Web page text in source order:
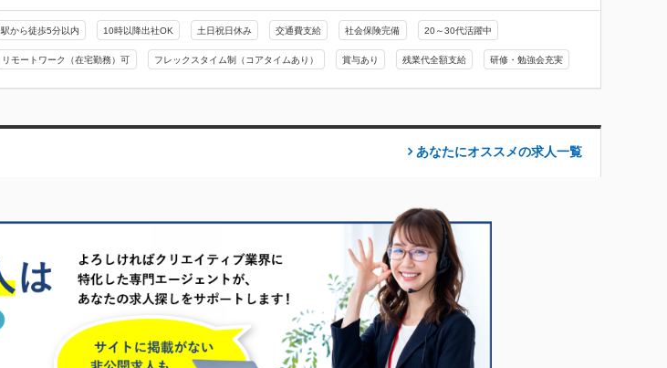
駅から徒歩5分以内 10時以降出社OK 土日祝日休み 交通費支給 社会保険完備 20～30代活躍中
リモートワーク（在宅勤務）可 フレックスタイム制（コアタイムあり） 賞与あり 残業代全額支給 研修・勉強会充実
あなたにオススメの求人一覧